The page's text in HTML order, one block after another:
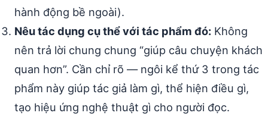
hành động bề ngoài).
Nêu tác dụng cụ thể với tác phẩm đó: Không
nên trả lời chung chung “giúp câu chuyện khách
quan hơn”. Cần chỉ rõ — ngôi kể thứ 3 trong tác
phẩm này giúp tác giả làm gì, thể hiện điều gì,
tạo hiệu ứng nghệ thuật gì cho người đọc.